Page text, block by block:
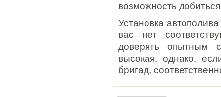
возможность
Установка
вас нет
доверять опытным
высокая, однако,
бригад,